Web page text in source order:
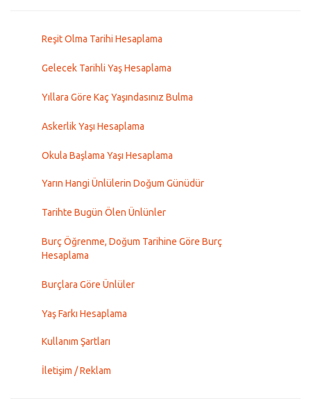
Reşit Olma Tarihi Hesaplama
Gelecek Tarihli Yaş Hesaplama
Yıllara Göre Kaç Yaşındasınız Bulma
Askerlik Yaşı Hesaplama
Okula Başlama Yaşı Hesaplama
Yarın Hangi Ünlülerin Doğum Günüdür
Tarihte Bugün Ölen Ünlünler
Burç Öğrenme, Doğum Tarihine Göre Burç
Hesaplama
Burçlara Göre Ünlüler
Yaş Farkı Hesaplama
Kullanım Şartları
İletişim / Reklam